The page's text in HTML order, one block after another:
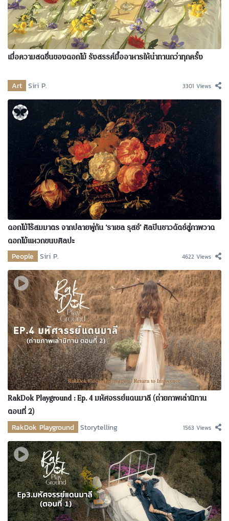
เมื่อความสดชื่นของดอกไม้ รังสรรค์มื้ออาหารให้น่าทานกว่าทุกครั้ง
Art Siri P. 3301 Views
ดอกไม้ไร้สมมาตร จากปลายพู่กัน ‘ราเชล รุสช์’ ศิลปินชาวดัตช์สู่ภาพวาด
ดอกไม้แหวกขนบศิลปะ
People Siri P. 4622 Views
RakDok Playground : Ep. 4 มหัศจรรย์แดนมาลี (ถ่ายภาพเล่านิทาน
ตอนที่ 2)
RakDok Playground Storytelling 1563 Views